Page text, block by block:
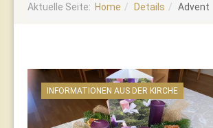
Aktuelle Seite: Home Details Advent
INFORMATIONEN AUS DER KIRCHE